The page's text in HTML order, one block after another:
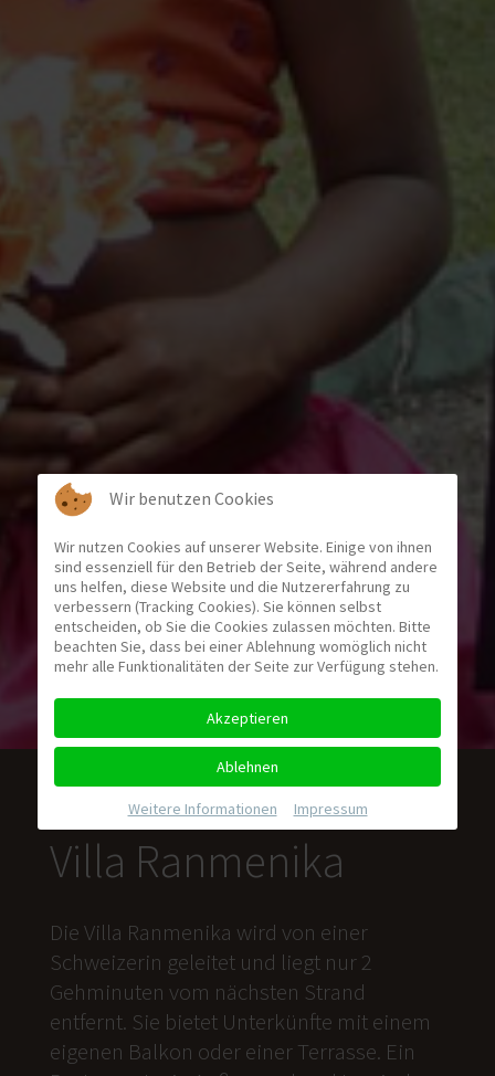
Villa Ranmenika
Die Villa Ranmenika wird von einer
Schweizerin geleitet und liegt nur 2
Gehminuten vom nächsten Strand
entfernt. Sie bietet Unterkünfte mit einem
eigenen Balkon oder einer Terrasse. Ein
Wir benutzen Cookies
Wir nutzen Cookies auf unserer Website. Einige von ihnen
sind essenziell für den Betrieb der Seite, während andere
uns helfen, diese Website und die Nutzererfahrung zu
verbessern (Tracking Cookies). Sie können selbst
entscheiden, ob Sie die Cookies zulassen möchten. Bitte
beachten Sie, dass bei einer Ablehnung womöglich nicht
mehr alle Funktionalitäten der Seite zur Verfügung stehen.
Akzeptieren
Ablehnen
Weitere Informationen Impressum